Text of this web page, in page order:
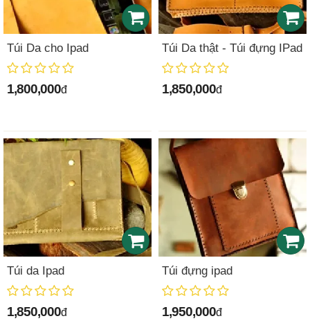
Túi Da cho Ipad
1,800,000đ
Túi Da thật - Túi đựng IPad
1,850,000đ
Túi da Ipad
1,850,000đ
Túi đựng ipad
1,950,000đ